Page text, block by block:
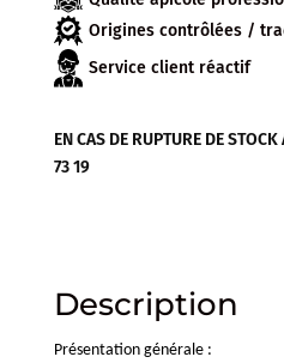
Origines contrôlées /
Service client réactif
EN CAS DE RUPTURE DE
73 19
Description
Présentation générale :